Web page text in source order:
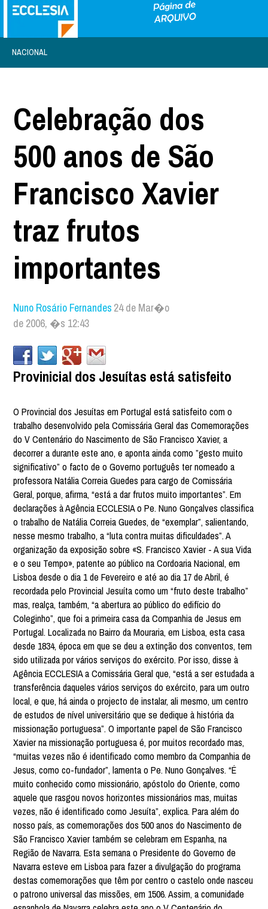
NACIONAL
Celebração dos
500 anos de São
Francisco Xavier
traz frutos
importantes
Nuno Rosário Fernandes 24 de Mar�o
de 2006, �s 12:43
Provinicial dos Jesuítas está satisfeito
O Provincial dos Jesuítas em Portugal está satisfeito com o
trabalho desenvolvido pela Comissária Geral das Comemorações
do V Centenário do Nascimento de São Francisco Xavier, a
decorrer a durante este ano, e aponta ainda como ”gesto muito
significativo” o facto de o Governo português ter nomeado a
professora Natália Correia Guedes para cargo de Comissária
Geral, porque, afirma, “está a dar frutos muito importantes”. Em
declarações à Agência ECCLESIA o Pe. Nuno Gonçalves classifica
o trabalho de Natália Correia Guedes, de “exemplar”, salientando,
nesse mesmo trabalho, a “luta contra muitas dificuldades”. A
organização da exposição sobre «S. Francisco Xavier - A sua Vida
e o seu Tempo», patente ao público na Cordoaria Nacional, em
Lisboa desde o dia 1 de Fevereiro e até ao dia 17 de Abril, é
recordada pelo Provincial Jesuíta como um “fruto deste trabalho”
mas, realça, também, “a abertura ao público do edifício do
Coleginho”, que foi a primeira casa da Companhia de Jesus em
Portugal. Localizada no Bairro da Mouraria, em Lisboa, esta casa
desde 1834, época em que se deu a extinção dos conventos, tem
sido utilizada por vários serviços do exército. Por isso, disse à
Agência ECCLESIA a Comissária Geral que, “está a ser estudada a
transferência daqueles vários serviços do exército, para um outro
local, e que, há ainda o projecto de instalar, ali mesmo, um centro
de estudos de nível universitário que se dedique à história da
missionação portuguesa”. O importante papel de São Francisco
Xavier na missionação portuguesa é, por muitos recordado mas,
“muitas vezes não é identificado como membro da Companhia de
Jesus, como co-fundador”, lamenta o Pe. Nuno Gonçalves. “É
muito conhecido como missionário, apóstolo do Oriente, como
aquele que rasgou novos horizontes missionários mas, muitas
vezes, não é identificado como Jesuíta”, explica. Para além do
nosso país, as comemorações dos 500 anos do Nascimento de
São Francisco Xavier também se celebram em Espanha, na
Região de Navarra. Esta semana o Presidente do Governo de
Navarra esteve em Lisboa para fazer a divulgação do programa
destas comemorações que têm por centro o castelo onde nasceu
o patrono universal das missões, em 1506. Assim, a comunidade